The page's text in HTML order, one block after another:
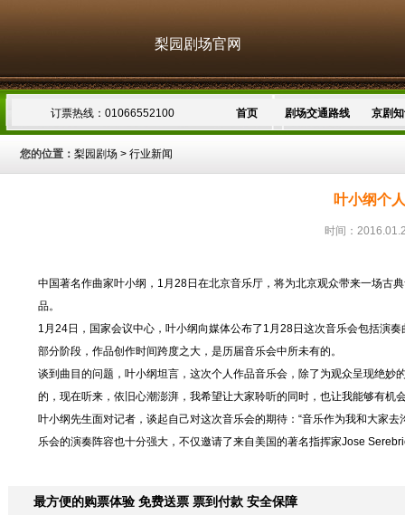
梨园剧场官网
订票热线：01066552100 首页 剧场交通路线 京剧
您的位置： 梨园剧场 > 行业新闻
叶小纲个
时间：
中国著名作曲家叶小纲，1月28日在北京音乐厅，将为北京观众带来一场古
品。
1月24日，国家会议中心，叶小纲向媒体公布了1月28日这次音乐会包括演
部分阶段，作品创作时间跨度之大，是历届音乐会中所未有的。
谈到曲目的问题，叶小纲坦言，这次个人作品音乐会，除了为观众呈现绝
的，现在听来，依旧心潮澎湃，我希望让大家聆听的同时，也让我能够有机
叶小纲先生面对记者，谈起自己对这次音乐会的期待：“音乐作为我和大家
乐会的演奏阵容也十分强大，不仅邀请了来自美国的著名指挥家Jose
最方便的购票体验 免费送票 票到付款 安全保障